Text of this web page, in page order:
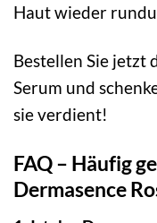
Haut wieder
Bestellen Sie jetzt
Serum und
sie verdient!
FAQ – Häufig
Dermasence